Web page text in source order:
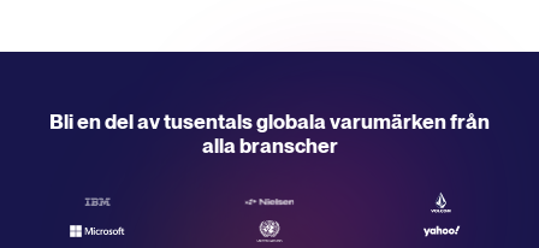
Bli en del av tusentals globala varumärken från
alla branscher